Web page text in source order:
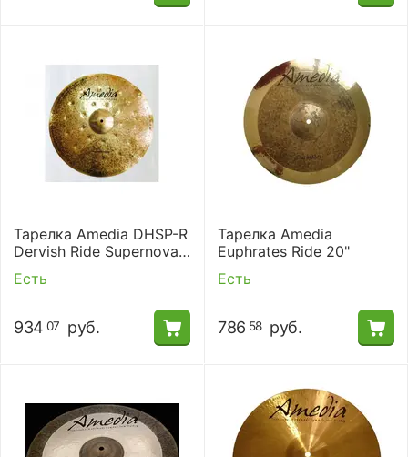
Тарелка Amedia DHSP-R
Dervish Ride Supernova
20"
Есть
934 07 руб.
Тарелка Amedia
Euphrates Ride 20"
Есть
786 58 руб.